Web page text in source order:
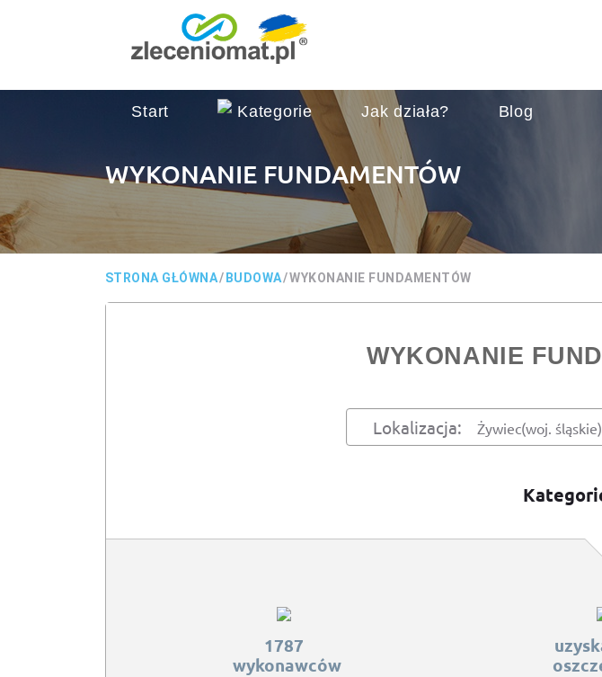
Start Kategorie Jak działa? Blog
WYKONANIE FUNDAMENTÓW
STRONA GŁÓWNA/ BUDOWA/WYKONANIE FUNDAMENTÓW
WYKONANIE
Lokalizacja:
1787
wykonawców